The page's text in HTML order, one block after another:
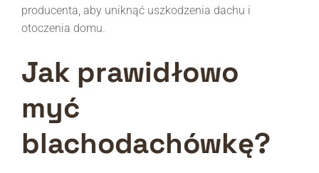
producenta, aby uniknąć uszkodzenia dachu i
otoczenia domu.
Jak prawidłowo
myć
blachodachówkę?